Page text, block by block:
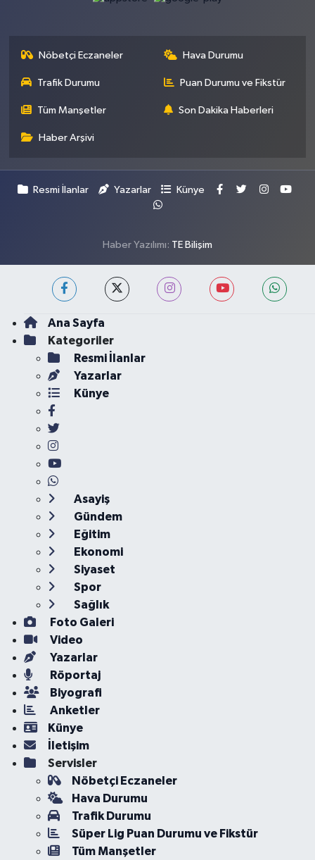
Nöbetçi Eczaneler Hava Durumu
Trafik Durumu Puan Durumu ve Fikstür
Tüm Manşetler Son Dakika Haberleri
Haber Arşivi
Resmi İlanlar Yazarlar Künye
Haber Yazılımı: TE Bilişim
Ana Sayfa
Kategoriler
Resmi İlanlar
Yazarlar
Künye
Asayiş
Gündem
Eğitim
Ekonomi
Siyaset
Spor
Sağlık
Foto Galeri
Video
Yazarlar
Röportaj
Biyografi
Anketler
Künye
İletişim
Servisler
Nöbetçi Eczaneler
Hava Durumu
Trafik Durumu
Süper Lig Puan Durumu ve Fikstür
Tüm Manşetler